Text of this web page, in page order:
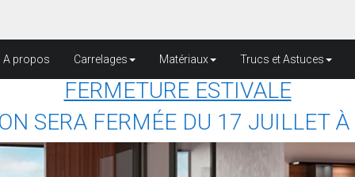
A propos Carrelages Matériaux Trucs et Astuces
FERMETURE ESTIVALE
SERA FERMÉE DU 17 JUILLET